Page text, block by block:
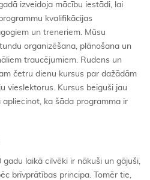
izveidoja mācību iestādi, lai
kvalifikācijas
un treneriem. Mūsu
organizēšana, plānošana un
traucējumiem. Rudens un
četru dienu kursus par dažādām
vieslektorus. Kursus beiguši jau
ka šāda programma ir
laikā cilvēki ir nākuši un gājuši,
brīvprātības principa. Tomēr tie,